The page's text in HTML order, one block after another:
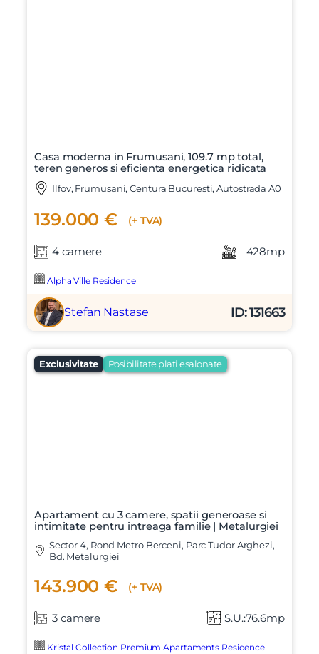
Casa moderna in Frumusani, 109.7 mp total,
teren generos si eficienta energetica ridicata
Ilfov, Frumusani, Centura Bucuresti, Autostrada A0
139.000 € (+ TVA)
4 camere 428mp
Alpha Ville Residence
Stefan Nastase ID: 131663
Exclusivitate Posibilitate plati esalonate
Apartament cu 3 camere, spatii generoase si
intimitate pentru intreaga familie | Metalurgiei
Sector 4, Rond Metro Berceni, Parc Tudor Arghezi,
Bd. Metalurgiei
143.900 € (+ TVA)
3 camere S.U.:76.6mp
Kristal Collection Premium Apartaments Residence